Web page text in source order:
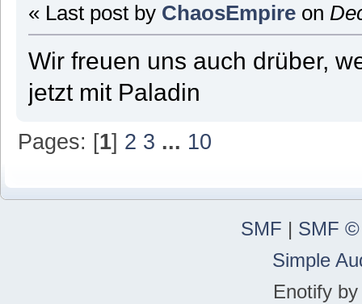
« Last post by ChaosEmpire on
Wir freuen uns auch drüber,
jetzt mit Paladin
Pages: [1] 2 3 ... 10
SMF | SMF
Simple
Enotify